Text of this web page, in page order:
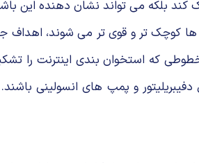
بلكه می تواند نشان دهنده این
تر و قوی تر می شوند، اهداف
خطوطی كه استخوان بندی اینترنت را
و پمپ های انسولینی